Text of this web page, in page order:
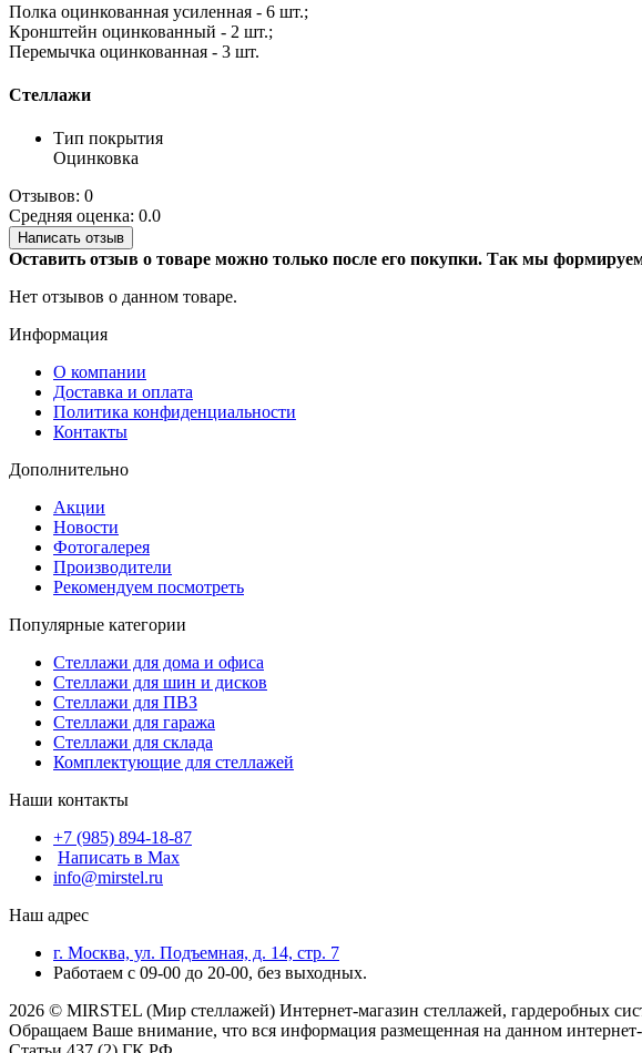
Полка оцинкованная усиленная - 6 шт.;
Кронштейн оцинкованный - 2 шт.;
Перемычка оцинкованная - 3 шт.
Стеллажи
Тип покрытия
Оцинковка
Отзывов: 0
Средняя оценка: 0.0
Написать отзыв
Оставить отзыв о товаре можно только после его покупки. Так мы
Нет отзывов о данном товаре.
Информация
О компании
Доставка и оплата
Политика конфиденциальности
Контакты
Дополнительно
Акции
Новости
Фотогалерея
Производители
Рекомендуем посмотреть
Популярные категории
Стеллажи для дома и офиса
Стеллажи для шин и дисков
Стеллажи для ПВЗ
Стеллажи для гаража
Стеллажи для склада
Комплектующие для стеллажей
Наши контакты
+7 (985) 894-18-87
Написать в Max
info@mirstel.ru
Наш адрес
г. Москва, ул. Подъемная, д. 14, стр. 7
Работаем с 09-00 до 20-00, без выходных.
2026 © MIRSTEL (Мир стеллажей) Интернет-магазин стеллажей, гардеробных
Обращаем Ваше внимание, что вся информация размещенная на данном